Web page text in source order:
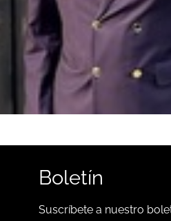
Boletín
Suscríbete a nuestro